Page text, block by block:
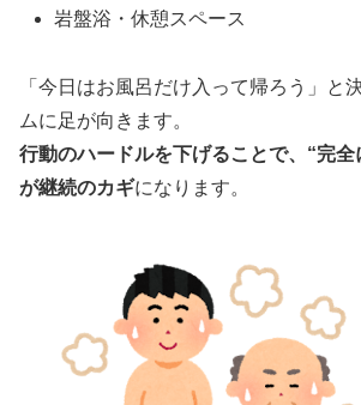
岩盤浴・休憩スペース
「今日はお風呂だけ入って帰ろう」と
ムに足が向きます。
行動のハードルを下げることで、“完全
が継続のカギになります。